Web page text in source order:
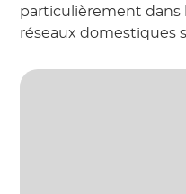
particulièrement dans
réseaux domestiques